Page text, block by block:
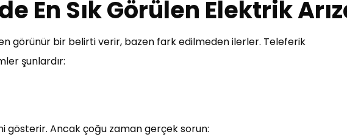
En Sık Görülen Elektrik
görünür bir belirti verir, bazen fark edilmeden ilerler. Teleferik
şunlardır:
gösterir. Ancak çoğu zaman gerçek sorun: